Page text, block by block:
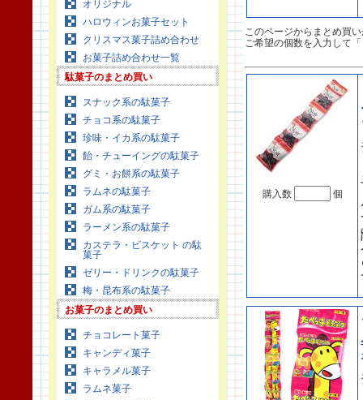
オリジナル
ハロウィンお菓子セット
クリスマス菓子詰め合わせ
お菓子詰め合わせ一覧
駄菓子のまとめ買い
スナック系の駄菓子
チョコ系の駄菓子
珍味・イカ系の駄菓子
飴・チューイングの駄菓子
グミ・お餅系の駄菓子
ラムネの駄菓子
ガム系の駄菓子
ラーメン系の駄菓子
カステラ・ビスケット の駄
菓子
ゼリー・ドリンクの駄菓子
梅・昆布系の駄菓子
お菓子のまとめ買い
チョコレート菓子
キャンディ菓子
キャラメル菓子
ラムネ菓子
このページからまとめ買
ご希望の個数を入力して
購入数 個